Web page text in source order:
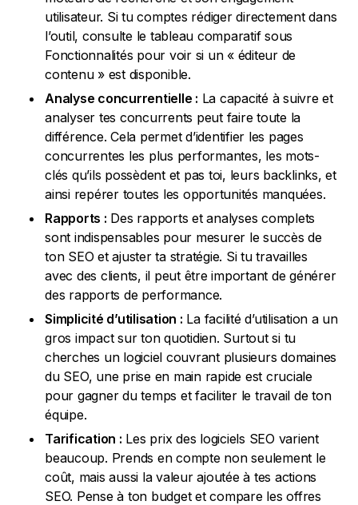
utilisateur. Si tu comptes rédiger directement dans
l’outil, consulte le tableau comparatif sous
Fonctionnalités pour voir si un « éditeur de
contenu » est disponible.
Analyse concurrentielle : La capacité à suivre et
analyser tes concurrents peut faire toute la
différence. Cela permet d’identifier les pages
concurrentes les plus performantes, les mots-
clés qu’ils possèdent et pas toi, leurs backlinks, et
ainsi repérer toutes les opportunités manquées.
Rapports : Des rapports et analyses complets
sont indispensables pour mesurer le succès de
ton SEO et ajuster ta stratégie. Si tu travailles
avec des clients, il peut être important de générer
des rapports de performance.
Simplicité d’utilisation : La facilité d’utilisation a un
gros impact sur ton quotidien. Surtout si tu
cherches un logiciel couvrant plusieurs domaines
du SEO, une prise en main rapide est cruciale
pour gagner du temps et faciliter le travail de ton
équipe.
Tarification : Les prix des logiciels SEO varient
beaucoup. Prends en compte non seulement le
coût, mais aussi la valeur ajoutée à tes actions
SEO. Pense à ton budget et compare les offres